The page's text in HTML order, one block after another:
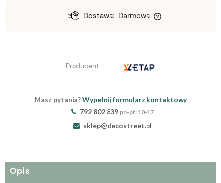
Dostawa: Darmowa
Producent:
Masz pytania?Wypełnij formularz kontaktowy
792 802 839 pn-pt: 10-17
sklep@decostreet.pl
Opis